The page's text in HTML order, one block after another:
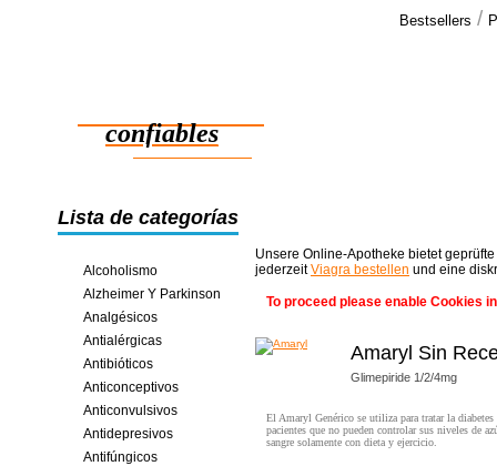
Bestsellers /
confiables
ahorros en línea
Lista de categorías
Alcoholismo
Alzheimer Y Parkinson
Analgésicos
Antialérgicas
Antibióticos
Anticonceptivos
Anticonvulsivos
Antidepresivos
Antifúngicos
Unsere Online-Apotheke bietet
jederzeitViagra bestellen und eine
To proceed please enable Cookies
Amaryl Sin
Glimepiride 1/2/4mg
El Amaryl Genérico se utiliza para tratar la
pacientes que no pueden controlar sus niveles de
sangre solamente con dieta y ejercicio.